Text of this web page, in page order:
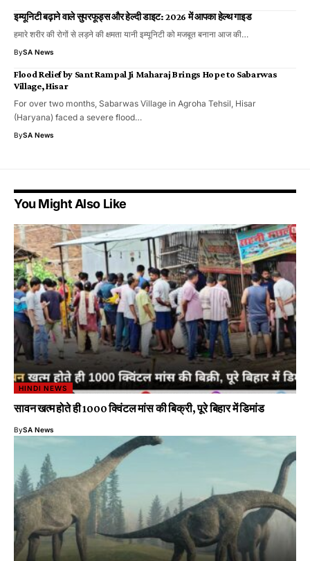
इम्यूनिटी बढ़ाने वाले सुपरफूड्स और हेल्दी डाइट: 2026 में आपका हेल्थ गाइड
हमारे शरीर की रोगों से लड़ने की क्षमता यानी इम्यूनिटी को मजबूत बनाना आज की…
BySA News
Flood Relief by Sant Rampal Ji Maharaj Brings Hope to Sabarwas
Village, Hisar
For over two months, Sabarwas Village in Agroha Tehsil, Hisar
(Haryana) faced a severe flood…
BySA News
You Might Also Like
HINDI NEWS
सावन खत्म होते ही 1000 क्विंटल मांस की बिक्री, पूरे बिहार में डिमांड
BySA News